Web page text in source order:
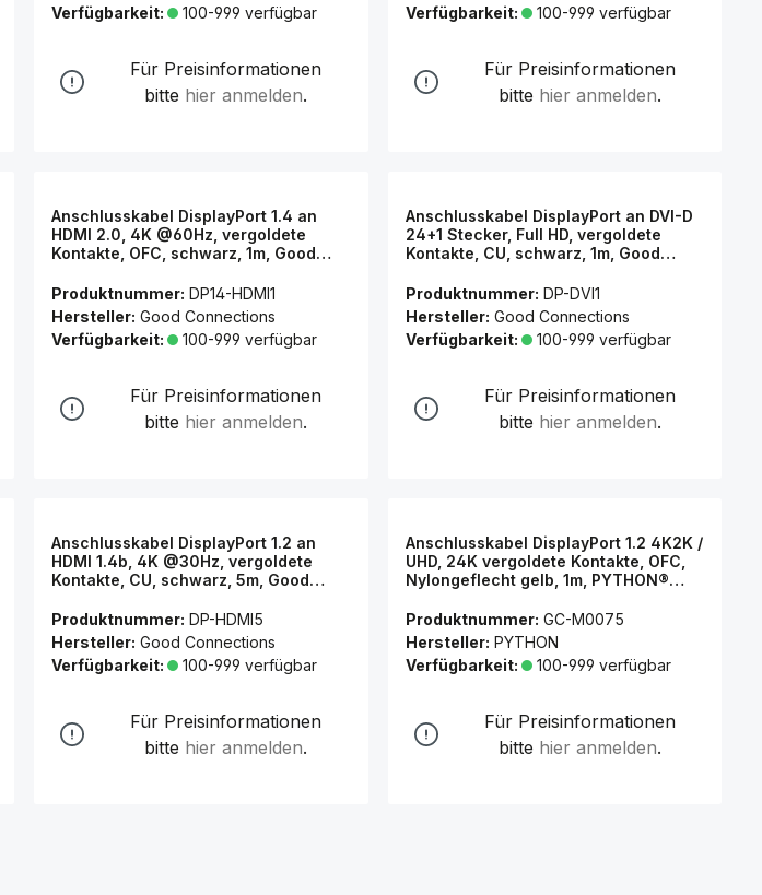
Verfügbarkeit:
100-999 verfügbar
Für Preisinformationen
bitte hier anmelden.
Verfügbarkeit:
100-999 verfügbar
Für Preisinformationen
bitte hier anmelden.
Anschlusskabel DisplayPort 1.4 an
HDMI 2.0, 4K @60Hz, vergoldete
Kontakte, OFC, schwarz, 1m, Good
Produktnummer: DP14-HDMI1
Hersteller: Good Connections
Verfügbarkeit:
100-999 verfügbar
Für Preisinformationen
bitte hier anmelden.
Anschlusskabel DisplayPort an DVI-D
24+1 Stecker, Full HD, vergoldete
Kontakte, CU, schwarz, 1m, Good
Produktnummer: DP-DVI1
Hersteller: Good Connections
Verfügbarkeit:
100-999 verfügbar
Für Preisinformationen
bitte hier anmelden.
Anschlusskabel DisplayPort 1.2 an
HDMI 1.4b, 4K @30Hz, vergoldete
Kontakte, CU, schwarz, 5m, Good
Produktnummer: DP-HDMI5
Hersteller: Good Connections
Verfügbarkeit:
100-999 verfügbar
Für Preisinformationen
bitte hier anmelden.
Anschlusskabel DisplayPort 1.2 4K2K /
UHD, 24K vergoldete Kontakte, OFC,
Nylongeflecht gelb, 1m, PYTHON®
Produktnummer: GC-M0075
Hersteller: PYTHON
Verfügbarkeit:
100-999 verfügbar
Für Preisinformationen
bitte hier anmelden.